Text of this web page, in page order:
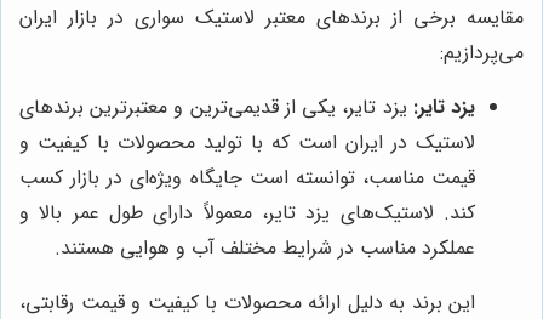
مقایسه برخی از برندهای معتبر لاستیک سواری در بازار ایران
می‌پردازیم:
یزد تایر: یزد تایر، یکی از قدیمی‌ترین و معتبرترین برندهای
لاستیک در ایران است که با تولید محصولات با کیفیت و
قیمت مناسب، توانسته است جایگاه ویژه‌ای در بازار کسب
کند. لاستیک‌های یزد تایر، معمولاً دارای طول عمر بالا و
عملکرد مناسب در شرایط مختلف آب و هوایی هستند.
این برند به دلیل ارائه محصولات با کیفیت و قیمت رقابتی،